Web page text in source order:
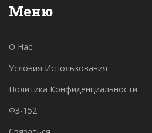
Меню
О Нас
Условия Использования
Политика Конфиденциальности
ФЗ-152